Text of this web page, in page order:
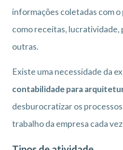
informações coletadas com o
como receitas,
outras.
Existe uma necessidade da
contabilidade para
desburocratizar os
trabalho da empresa cada